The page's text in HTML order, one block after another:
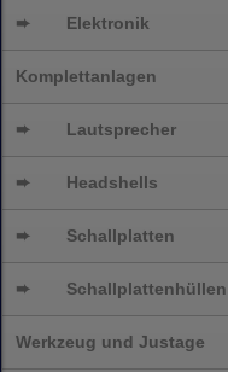
➨ Elektronik
Komplettanlagen
➨ Lautsprecher
➨ Headshells
➨ Schallplatten
➨ Schallplattenhüllen
Werkzeug und Justage